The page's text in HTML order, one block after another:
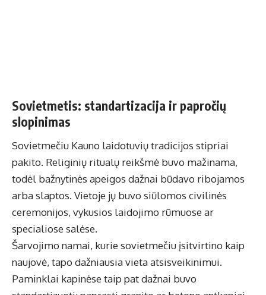
Sovietmetis: standartizacija ir papročių
slopinimas
Sovietmečiu Kauno laidotuvių tradicijos stipriai
pakito. Religinių ritualų reikšmė buvo mažinama,
todėl bažnytinės apeigos dažnai būdavo ribojamos
arba slaptos. Vietoje jų buvo siūlomos civilinės
ceremonijos, vykusios laidojimo rūmuose ar
specialiose salėse.
Šarvojimo namai, kurie sovietmečiu įsitvirtino kaip
naujovė, tapo dažniausia vieta atsisveikinimui.
Paminklai kapinėse taip pat dažnai buvo